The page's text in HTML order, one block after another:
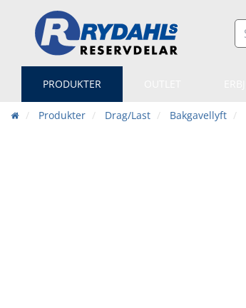
PRODUKTER
Produkter Drag/Last Bakgavellyft